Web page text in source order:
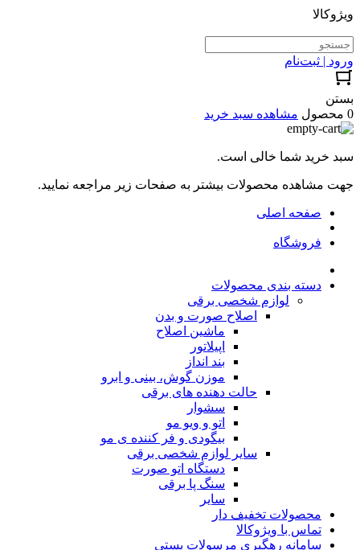
ویژوکالا
ورود | ثبت‌نام
بستن
0 محصول
مشاهده سبد خرید
سبد خرید شما خالی است.
جهت مشاهده محصولات بیشتر به صفحات زیر مراجعه نمایید.
صفحه اصلی
فروشگاه
دسته بندی محصولات
لوازم شخصی برقی
اصلاح صورت و بدن
ماشین اصلاح
اپیلاتور
بند انداز
موزن گوش، بینی و ابرو
حالت دهنده های برقی
سشوار
اتو و ویو مو
بیگودی و فر کننده ی مو
سایر لوازم شخصی برقی
دستگاه اتو صورت
سنگ پا برقی
سایر
محصولات تخفیف دار
تماس با ویژوکالا
سامانه رهگیری مرسولات پستی